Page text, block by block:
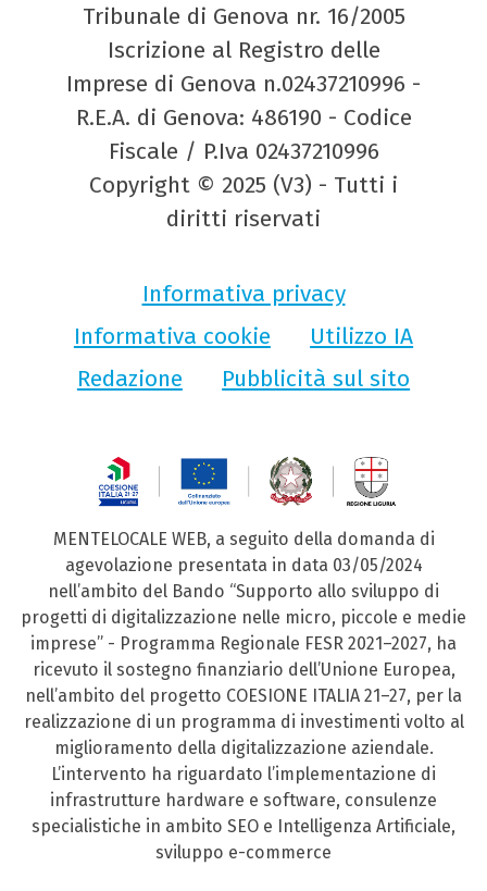
Tribunale di Genova nr. 16/2005
Iscrizione al Registro delle
Imprese di Genova n.02437210996 -
R.E.A. di Genova: 486190 - Codice
Fiscale / P.Iva 02437210996
Copyright © 2025 (V3) - Tutti i
diritti riservati
Informativa privacy
Informativa cookie
Utilizzo IA
Redazione
Pubblicità sul sito
MENTELOCALE WEB, a seguito della domanda di
agevolazione presentata in data 03/05/2024
nell’ambito del Bando “Supporto allo sviluppo di
progetti di digitalizzazione nelle micro, piccole e medie
imprese” - Programma Regionale FESR 2021–2027, ha
ricevuto il sostegno finanziario dell’Unione Europea,
nell’ambito del progetto COESIONE ITALIA 21–27, per la
realizzazione di un programma di investimenti volto al
miglioramento della digitalizzazione aziendale.
L’intervento ha riguardato l’implementazione di
infrastrutture hardware e software, consulenze
specialistiche in ambito SEO e Intelligenza Artificiale,
sviluppo e-commerce